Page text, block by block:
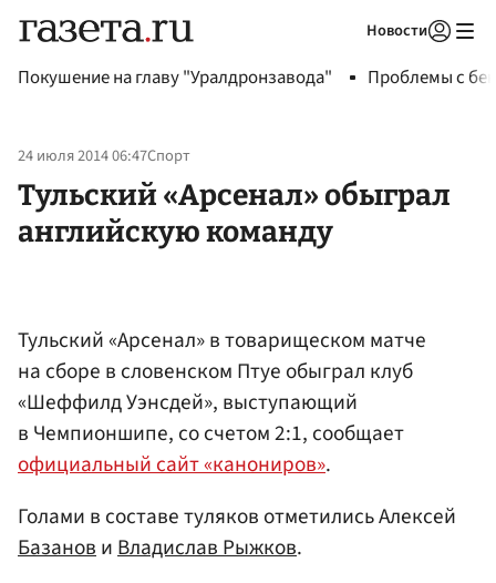
Новости
Покушение на главу "Уралдронзавода" Проблемы с
24 июля 2014 06:47Спорт
Тульский «Арсенал» обыграл
английскую команду
Тульский «Арсенал» в товарищеском матче
на сборе в словенском Птуе обыграл клуб
«Шеффилд Уэнсдей», выступающий
в Чемпионшипе, со счетом 2:1, сообщает
официальный сайт «канониров».
Голами в составе туляков отметились Алексей
БазановиВладислав Рыжков.